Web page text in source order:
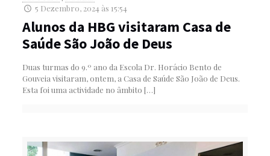
5 Dezembro, 2024 às 15:54
Alunos da HBG visitaram Casa de
Saúde São João de Deus
Duas turmas do 9.º ano da Escola Dr. Horácio Bento de
Gouveia visitaram, ontem, a Casa de Saúde São João de Deus.
Esta foi uma actividade no âmbito […]